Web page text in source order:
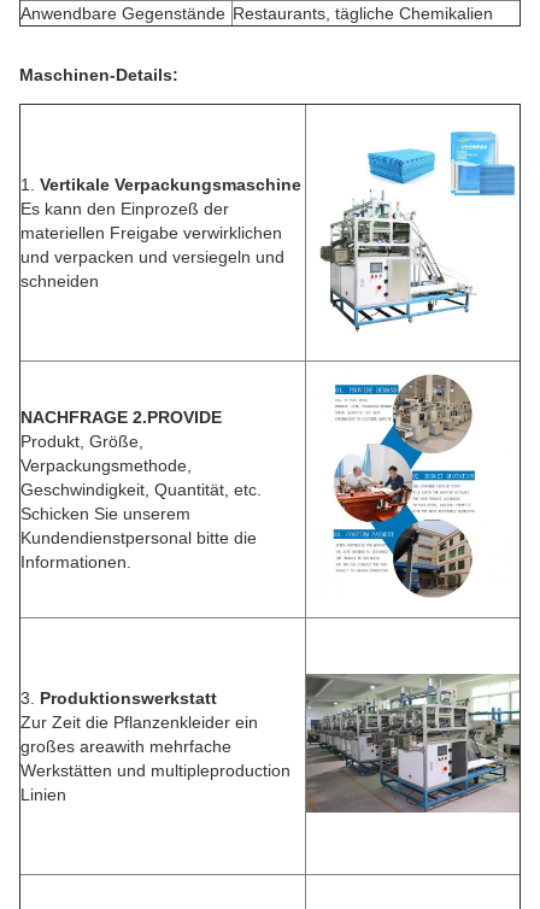
Anwendbare Gegenstände Restaurants, tägliche Chemikalien
Maschinen-Details:
1. Vertikale Verpackungsmaschine
Es kann den Einprozeß der
materiellen Freigabe verwirklichen
und verpacken und versiegeln und
schneiden
NACHFRAGE 2.PROVIDE
Produkt, Größe,
Verpackungsmethode,
Geschwindigkeit, Quantität, etc.
Schicken Sie unserem
Kundendienstpersonal bitte die
Informationen.
3. Produktionswerkstatt
Zur Zeit die Pflanzenkleider ein
großes areawith mehrfache
Werkstätten und multipleproduction
Linien